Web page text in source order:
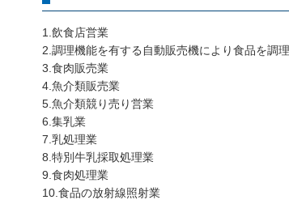
1.飲食店営業
2.調理機能を有する自動販売機により食品を調
3.食肉販売業
4.魚介類販売業
5.魚介類競り売り営業
6.集乳業
7.乳処理業
8.特別牛乳採取処理業
9.食肉処理業
10.食品の放射線照射業